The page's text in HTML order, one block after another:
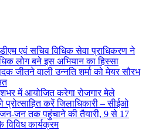
एवं सचिव विधिक सेवा प्राधिकरण ने
लोग बने इस अभियान का हिस्सा
जीतने वाली उन्नति शर्मा को मेयर सौरभ
में आयोजित करेगा रोजगार मेले
करें जिलाधिकारी – सीईओ
जन-जन तक पहुंचाने की तैयारी, 9 से 17
कार्यक्रम